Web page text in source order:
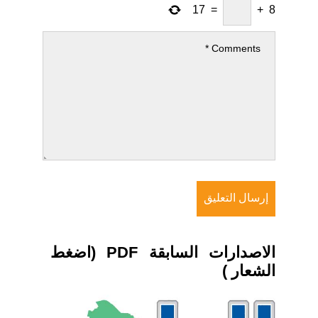
8
+
=
17
الاصدارات السابقة PDF (اضغط
الشعار )